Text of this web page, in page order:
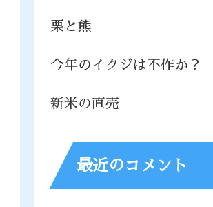
栗と熊
今年のイクジは不作か？
新米の直売
最近のコメント